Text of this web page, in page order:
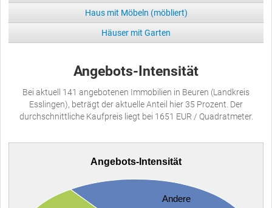
Haus mit Möbeln (möbliert)
Häuser mit Garten
Angebots-Intensität
Bei aktuell 141 angebotenen Immobilien in Beuren (Landkreis
Esslingen), beträgt der aktuelle Anteil hier 35 Prozent. Der
durchschnittliche Kaufpreis liegt bei 1651 EUR / Quadratmeter.
Angebots-Intensität
Andere